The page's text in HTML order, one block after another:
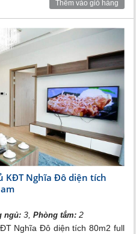
Đô
Thêm vào giỏ hàng
KĐT Nghĩa Đô diện tích
ngủ: 3,Phòng tắm: 2
Nghĩa Đô diện tích 80m2 full